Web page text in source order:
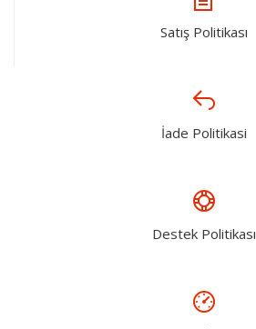
Satış Politikası
İade Politikasi
Destek Politikası